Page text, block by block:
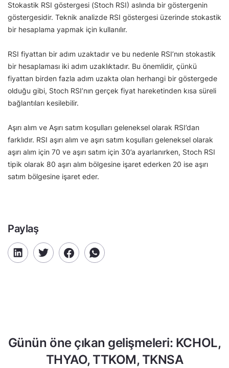
Stokastik RSI göstergesi (Stoch RSI) aslında bir göstergenin
göstergesidir. Teknik analizde RSI göstergesi üzerinde stokastik
bir hesaplama yapmak için kullanılır.
RSI fiyattan bir adım uzaktadır ve bu nedenle RSI’nın stokastik
bir hesaplaması iki adım uzaklıktadır. Bu önemlidir, çünkü
fiyattan birden fazla adım uzakta olan herhangi bir göstergede
olduğu gibi, Stoch RSI’nın gerçek fiyat hareketinden kısa süreli
bağlantıları kesilebilir.
Aşırı alım ve Aşırı satım koşulları geleneksel olarak RSI’dan
farklıdır. RSI aşırı alım ve aşırı satım koşulları geleneksel olarak
aşırı alım için 70 ve aşırı satım için 30’a ayarlanırken, Stoch RSI
tipik olarak 80 aşırı alım bölgesine işaret ederken 20 ise aşırı
satım bölgesine işaret eder.
Paylaş
Günün öne çıkan gelişmeleri: KCHOL,
THYAO, TTKOM, TKNSA